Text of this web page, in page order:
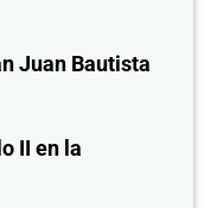
Juan Bautista
II en la